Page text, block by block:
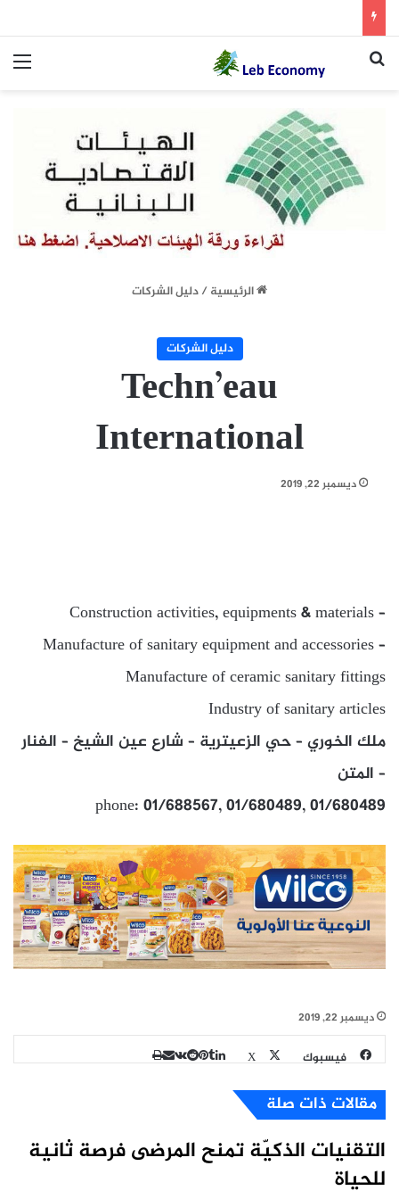
بحث عن
الرئيسية/دليل الشركات
دليل الشركات
Techn’eau
International
ديسمبر 22, 2019
Construction activities, equipments & materials –
Manufacture of sanitary equipment and accessories –
Manufacture of ceramic sanitary fittings
Industry of sanitary articles
ملك الخوري – حي الزعيترية – شارع عين الشيخ – الفنار
– المتن
phone: 01/688567, 01/680489, 01/680489
ديسمبر 22, 2019
فيسبوك X لينكدإن
بينتيريست
مشاركة
طباعة
مقالات ذات صلة
التقنيات الذكيّة تمنح المرضى فرصة ثانية
للحياة